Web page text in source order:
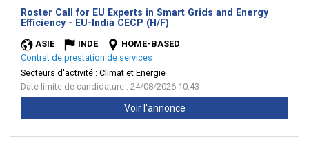
Roster Call for EU Experts in Smart Grids and Energy
Efficiency - EU-India CECP (H/F)
ASIE INDE
HOME-BASED
Contrat de prestation de services
Secteurs d'activité : Climat et Energie
Date limite de candidature : 24/08/2026 10:43
Voir l'annonce